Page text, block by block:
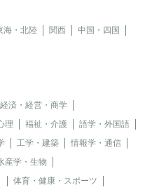
海・北陸 関西
中国・四国
経済・経営・商学
理 福祉・介護
語学・外国語
工学・建築
情報学・通信
産学・生物
体育・健康・スポーツ